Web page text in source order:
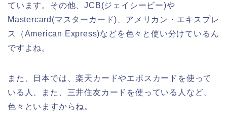
ています。その他、JCB(ジェイシービー)や
Mastercard(マスターカード)、アメリカン・エキスプレ
ス（American Express)などを色々と使い分けているん
ですよね。
また、日本では、楽天カードやエポスカードを使って
いる人、また、三井住友カードを使っている人など、
色々といますからね。